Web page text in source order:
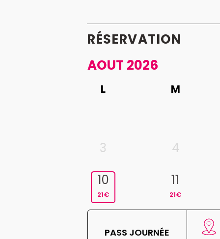
RÉSERVATION
AOUT 2026
L M
3
4
10
21€
11
21€
PASS JOURNÉE